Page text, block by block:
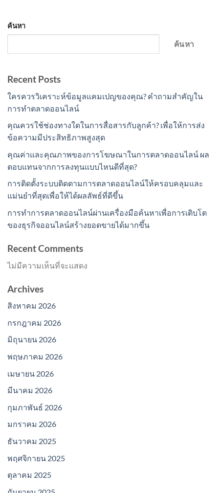
ค้นหา
ค้นหา
Recent Posts
ใครควรวิเคราะห์ข้อมูลแคมเปญของคุณ? คำถามสำคัญใน
การทำตลาดออนไลน์
คุณควรใช้ช่องทางใดในการสื่อสารกับลูกค้า? เพื่อให้การส่ง
ข้อความมีประสิทธิภาพสูงสุด
คุณค่าและคุณภาพของการโฆษณาในการตลาดออนไลน์ ผล
ตอบแทนจากการลงทุนแบบไหนดีที่สุด?
การติดตั้งระบบติดตามการตลาดออนไลน์ให้ครอบคลุมและ
แม่นยำที่สุดเพื่อให้ได้ผลลัพธ์ที่ดีขึ้น
การทำการตลาดออนไลน์ผ่านเครื่องมือค้นหาเพื่อการเติบโต
ของธุรกิจออนไลน์สร้างยอดขายได้มากขึ้น
Recent Comments
ไม่มีความเห็นที่จะแสดง
Archives
สิงหาคม 2026
กรกฎาคม 2026
มิถุนายน 2026
พฤษภาคม 2026
เมษายน 2026
มีนาคม 2026
กุมภาพันธ์ 2026
มกราคม 2026
ธันวาคม 2025
พฤศจิกายน 2025
ตุลาคม 2025